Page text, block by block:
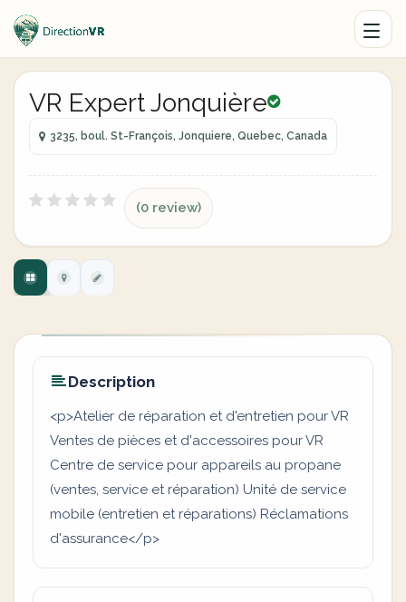
VR Expert Jonquière
3235, boul. St-François, Jonquiere, Quebec, Canada
(0 review)
Description
<p>Atelier de réparation et d'entretien pour VR
Ventes de pièces et d'accessoires pour VR
Centre de service pour appareils au propane
(ventes, service et réparation) Unité de service
mobile (entretien et réparations) Réclamations
d'assurance</p>